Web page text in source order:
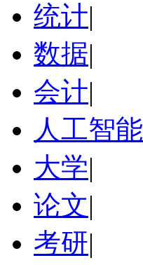
统计|
数据|
会计|
人工智能
大学|
论文|
考研|